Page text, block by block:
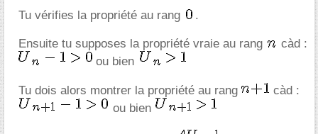
Tu vérifies la propriété au rang .
Ensuite tu supposes la propriété vraie au rang
càd :
ou bien
Tu dois alors montrer la propriété au rang
càd :
ou bien